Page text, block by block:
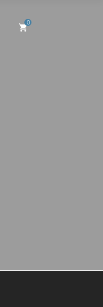
0